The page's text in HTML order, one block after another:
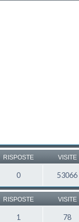
RISPOSTE VISITE
0 53066
RISPOSTE VISITE
1 78